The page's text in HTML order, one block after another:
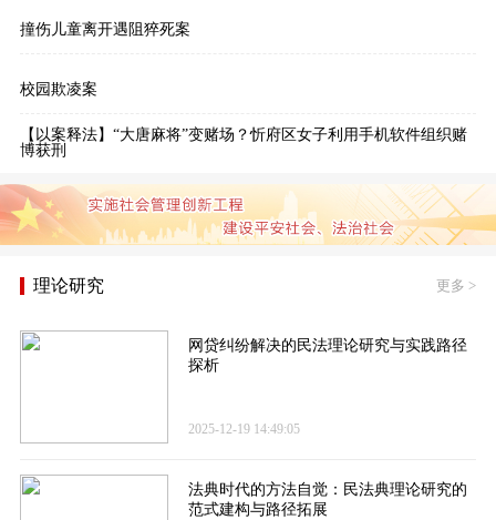
撞伤儿童离开遇阻猝死案
校园欺凌案
【以案释法】“大唐麻将”变赌场？忻府区女子利用手机软件组织赌
博获刑
理论研究 更多 >
网贷纠纷解决的民法理论研究与实践路径
探析
2025-12-19 14:49:05
法典时代的方法自觉：民法典理论研究的
范式建构与路径拓展